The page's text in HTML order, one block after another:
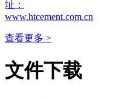
址：
www.htcement.com.cn
查看更多 >
文件下载